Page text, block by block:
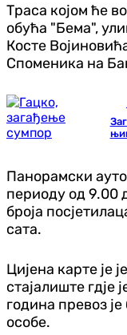
Траса којом ће
обућа "Бема",
Косте
Споменика на
Панорамски
периоду од 9.00
броја
сата.
Цијена карте је
стајалиште гдје
година превоз
особе.